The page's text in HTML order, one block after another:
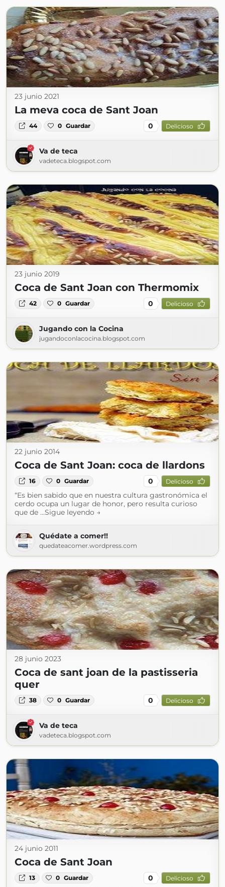
23 junio 2021
La meva coca de Sant Joan
44 0 Guardar 0 Delicioso
Va de teca
vadeteca.blogspot.com
23 junio 2019
Coca de Sant Joan con Thermomix
42 0 Guardar 0 Delicioso
Jugando con la Cocina
jugandoconlacocina.blogspot.com
22 junio 2014
Coca de Sant Joan: coca de llardons
16 0 Guardar 0 Delicioso
“Es bien sabido que en nuestra cultura gastronómica el
cerdo ocupa un lugar de honor, pero resulta curioso
que de …Sigue leyendo →
Quédate a comer!!
quedateacomer.wordpress.com
28 junio 2023
Coca de sant joan de la pastisseria
quer
38 0 Guardar 0 Delicioso
Va de teca
vadeteca.blogspot.com
24 junio 2011
Coca de Sant Joan
13 0 Guardar 0 Delicioso